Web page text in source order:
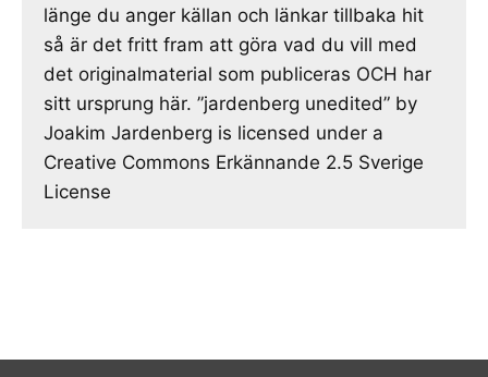
länge du anger källan och länkar tillbaka hit
så är det fritt fram att göra vad du vill med
det originalmaterial som publiceras OCH har
sitt ursprung här. ”jardenberg unedited” by
Joakim Jardenberg is licensed under a
Creative Commons Erkännande 2.5 Sverige
License